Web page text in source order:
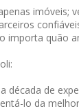
imóveis;
importa quão
década de
lo da